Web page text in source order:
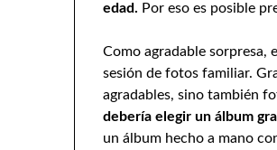
edad. Por eso es posible
Como agradable sorpresa,
sesión de fotos familiar.
agradables, sino también
debería elegir un álbum
un álbum hecho a mano